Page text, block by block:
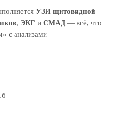
УЗИ щитовидной
, ЭКГ и СМАД — всё, что
с анализами